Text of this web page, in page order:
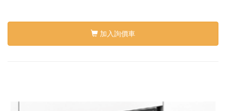
加入詢價車